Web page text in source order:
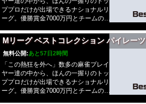
ププロだけが出場できるナショナルリ
ーグ。優勝賞金7000万円とチームの威
レの栄光を目指して戦う。Mリーグ
2025-26では、新たに「EARTH
JETS(アースジェッツ)」がチームに加
わり、新Mリーガー7名、10チーム総
勢40名でのシーズンとなる。
Mリーグ ベストコレクション パイレーツ
無料公開:あと57日2時間
「この熱狂を外へ」数多の麻雀プレイ
ヤー達の中から、ほんの一握りのトッ
ププロだけが出場できるナショナルリ
ーグ。優勝賞金7000万円とチームの威